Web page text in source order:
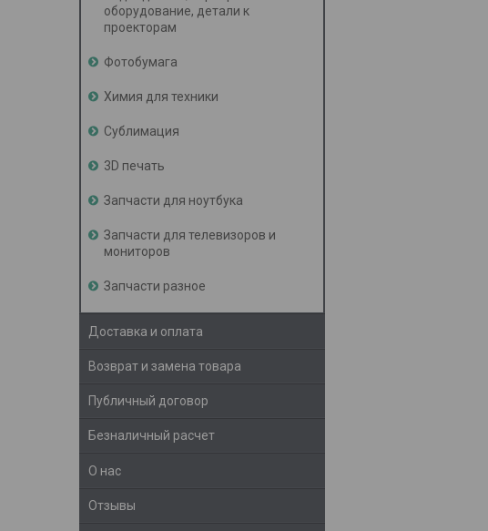
оборудование, детали к
проекторам
Фотобумага
Химия для техники
Сублимация
3D печать
Запчасти для ноутбука
Запчасти для телевизоров и
мониторов
Запчасти разное
Доставка и оплата
Возврат и замена товара
Публичный договор
Безналичный расчет
О нас
Отзывы